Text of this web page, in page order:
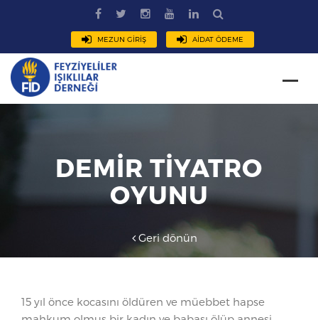
MEZUN GİRİŞ AİDAT ÖDEME
DEMİR TİYATRO
OYUNU
Geri dönün
15 yıl önce kocasını öldüren ve müebbet hapse